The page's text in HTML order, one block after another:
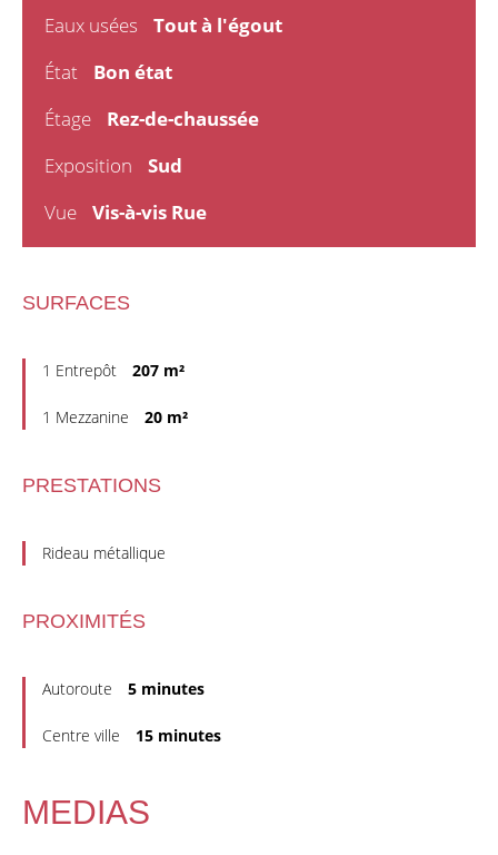
Eaux usées
Tout à l'égout
État
Bon état
Étage
Rez-de-chaussée
Exposition
Sud
Vue
Vis-à-vis Rue
SURFACES
1 Entrepôt 207 m²
1 Mezzanine 20 m²
PRESTATIONS
Rideau métallique
PROXIMITÉS
Autoroute 5 minutes
Centre ville 15 minutes
MEDIAS